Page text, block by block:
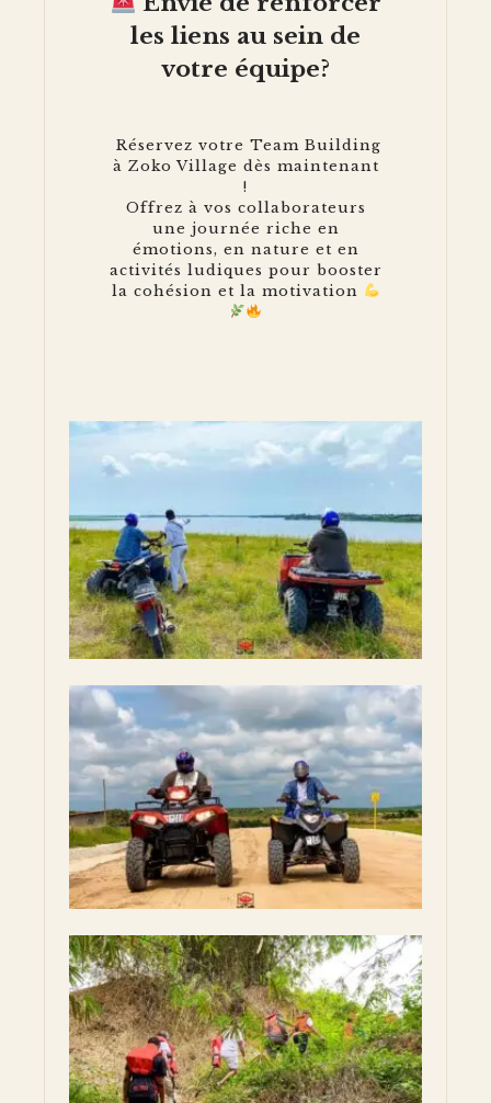
les liens au sein de
votre équipe?
Réservez votre Team Building
à Zoko Village dès maintenant
!
Offrez à vos collaborateurs
une journée riche en
émotions, en nature et en
activités ludiques pour booster
la cohésion et la motivation